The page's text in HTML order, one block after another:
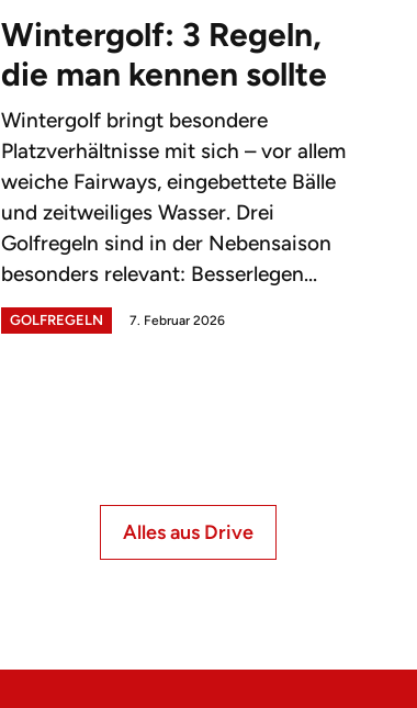
Wintergolf: 3 Regeln,
die man kennen sollte
Wintergolf bringt besondere
Platzverhältnisse mit sich – vor allem
weiche Fairways, eingebettete Bälle
und zeitweiliges Wasser. Drei
Golfregeln sind in der Nebensaison
besonders relevant: Besserlegen...
GOLFREGELN 7. Februar 2026
Alles aus Drive